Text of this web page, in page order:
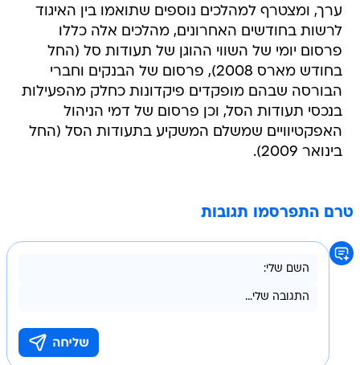
פרסום יומי של השווי ההוגן של תעודות סל (החל
בחודש מארס 2008), פרסום של הבנקים וחברי
הבורסה שבהם מופקדים פיקדונות כחלק מהפעילות
בנכסי תעודות הסל, וכן פרסום של דמי הניהול
האפקטיוויים שמשלם המשקיע בתעודות הסל (החל
בינואר 2009).
בשליחת התגובה אני מסכים לתנאי השימוש